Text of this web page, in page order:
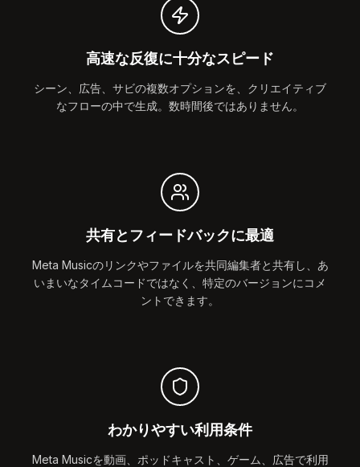
高速な反復に十分なスピード
シーン、広告、サビの複数オプションを、クリエイティブ
なフローの中で生成。数時間後ではありません。
共有とフィードバックに最適
Meta Musicのリンクやファイルを共同編集者と共有し、あ
いまいなタイムコードではなく、特定のバージョンにコメ
ントできます。
わかりやすい利用条件
Meta Musicを動画、ポッドキャスト、ゲーム、広告で利用